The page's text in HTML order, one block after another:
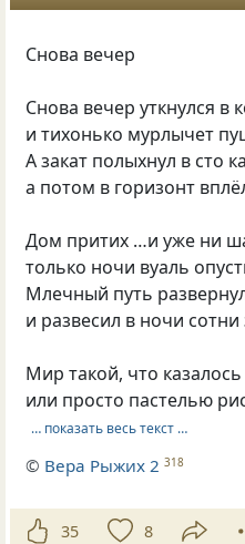
Снова вечер
Снова вечер уткнулся в
и тихонько мурлычет
А закат полыхнул в сто
а потом в горизонт
Дом притих …и уже ни
только ночи вуаль
Млечный путь
и развесил в ночи
Мир такой, что
или просто пастелью
… показать весь текст …
© Вера Рыжих 2 318
35 8